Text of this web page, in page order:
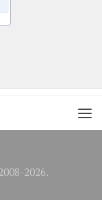
2026.